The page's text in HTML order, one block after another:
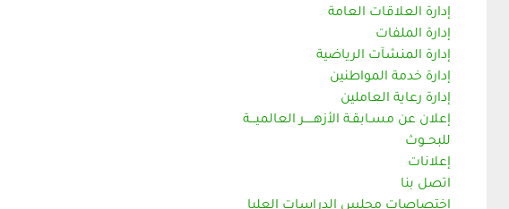
إدارة العلاقات العامة
إدارة الملفات
إدارة المنشآت الرياضية
إدارة خدمة المواطنين
إدارة رعاية العاملين
إعلان عن مسـابقـة الأزهـــــر العالميـــة
للبحــوث
إعلانات
اتصل بنا